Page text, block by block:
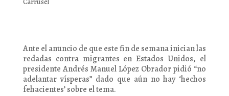
Ante el anuncio de que este fin de semana inician las
redadas contra migrantes en Estados Unidos, el
presidente Andrés Manuel López Obrador pidió “no
adelantar vísperas” dado que aún no hay ‘hechos
fehacientes’ sobre el tema.